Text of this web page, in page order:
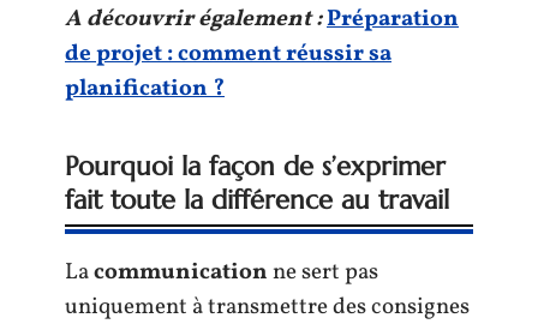
A découvrir également :Préparation
de projet : comment réussir sa
planification ?
Pourquoi la façon de s’exprimer
fait toute la différence au travail
Lacommunicationne sert pas
uniquement à transmettre des consignes